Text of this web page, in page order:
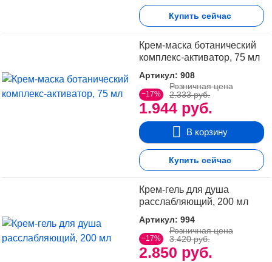
Купить сейчас
Крем-маска ботанический
комплекс-активатор, 75 мл
Артикул: 908
−17%
1.944 руб.
Розничная цена
2.333 руб.
В корзину
Купить сейчас
Крем-гель для душа
расслабляющий, 200 мл
Артикул: 994
−17%
2.850 руб.
Розничная цена
3.420 руб.